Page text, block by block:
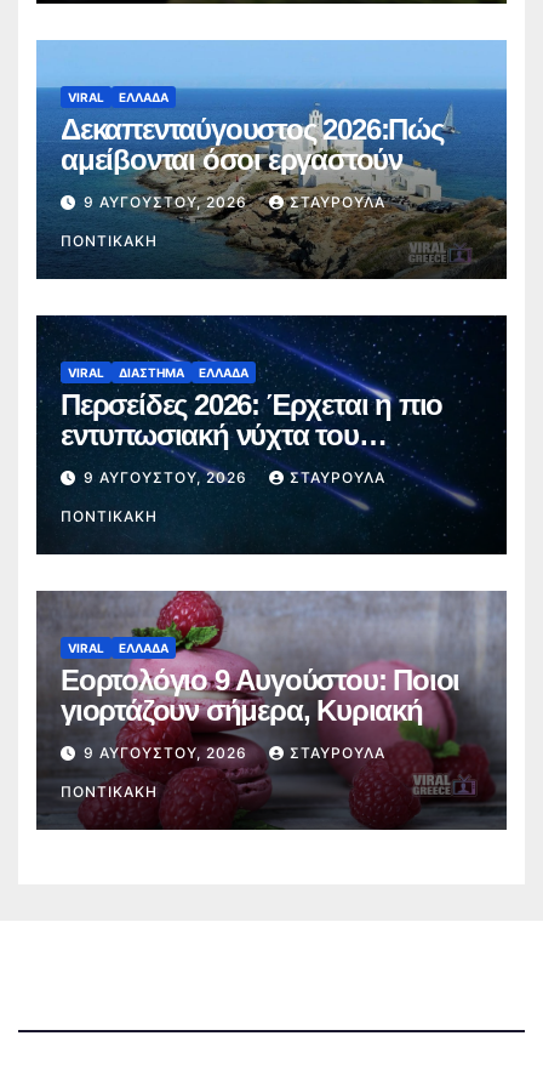
VIRAL ΕΛΛΑΔΑ
Δεκαπενταύγουστος 2026:Πώς
αμείβονται όσοι εργαστούν
9 ΑΥΓΟΎΣΤΟΥ, 2026 ΣΤΑΥΡΟΎΛΑ
ΠΟΝΤΙΚΆΚΗ
VIRAL ΔΙΑΣΤΗΜΑ ΕΛΛΑΔΑ
Περσείδες 2026: Έρχεται η πιο
εντυπωσιακή νύχτα του
καλοκαιριού – Πότε θα δούμε τα
«πεφταστέρια»
9 ΑΥΓΟΎΣΤΟΥ, 2026 ΣΤΑΥΡΟΎΛΑ
ΠΟΝΤΙΚΆΚΗ
VIRAL ΕΛΛΑΔΑ
Εορτολόγιο 9 Αυγούστου: Ποιοι
γιορτάζουν σήμερα, Κυριακή
9 ΑΥΓΟΎΣΤΟΥ, 2026 ΣΤΑΥΡΟΎΛΑ
ΠΟΝΤΙΚΆΚΗ